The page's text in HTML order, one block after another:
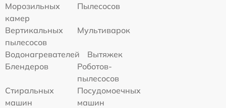
Морозильных
камер
Пылесосов
Вертикальных
пылесосов
Мультиварок
Водонагревателей
Вытяжек
Блендеров
Роботов-
пылесосов
Стиральных
машин
Посудомоечных
машин